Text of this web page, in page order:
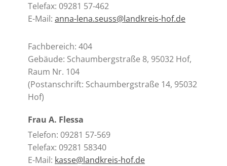
Telefax: 09281 57-462
E-Mail: anna-lena.seuss@landkreis-hof.de
Fachbereich: 404
Gebäude: Schaumbergstraße 8, 95032 Hof,
Raum Nr. 104
(Postanschrift: Schaumbergstraße 14, 95032
Hof)
Frau A. Flessa
Telefon: 09281 57-569
Telefax: 09281 58340
E-Mail: kasse@landkreis-hof.de